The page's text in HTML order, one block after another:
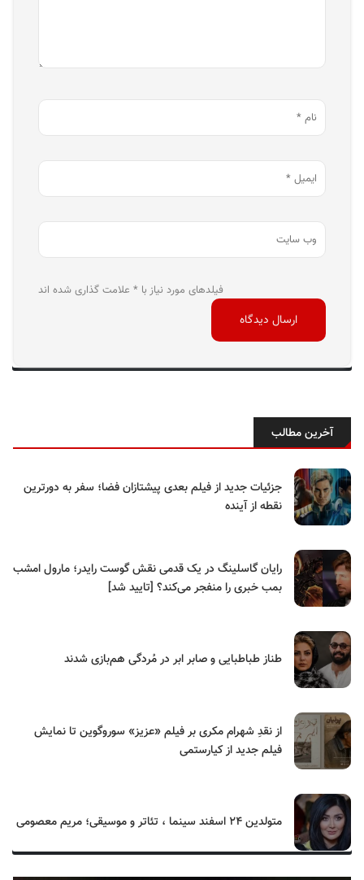
فیلدهای مورد نیاز با * علامت گذاری شده اند
آخرین مطالب
جزئیات جدید از فیلم بعدی پیشتازان فضا؛ سفر به دورترین
نقطه از آینده
رایان گاسلینگ در یک قدمی نقش گوست رایدر؛ مارول امشب
بمب خبری را منفجر می‌کند؟ [تایید شد]
طناز طباطبایی و صابر ابر در مُردگی هم‌بازی شدند
از نقدِ شهرام مکری بر فیلم «عزیز» سوروگوین تا نمایش
فیلم جدید از کیارستمی
متولدین ۲۴ اسفند سینما ، تئاتر و موسیقی؛ مریم معصومی